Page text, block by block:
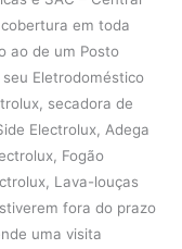
em toda
ao de um Posto
Eletrodoméstico
secadora de
Electrolux, Adega
Fogão
Lava-louças
fora do prazo
uma visita